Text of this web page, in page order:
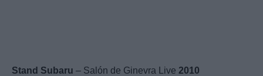
Stand Subaru – Salón de Ginevra Live 2010